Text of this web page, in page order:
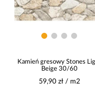
Kamień gresowy Stones
Beige 30/60
59,90 zł / m2